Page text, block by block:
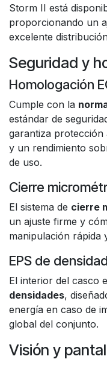
Storm II está
proporcionando un
excelente
Seguridad y
Homologación
Cumple con la
estándar de
garantiza protección
y un rendimiento
de uso.
Cierre
El sistema de cierre
un ajuste firme y
manipulación rápida
EPS de
El interior del casco
densidades,
energía en caso de
global del conjunto.
Visión y